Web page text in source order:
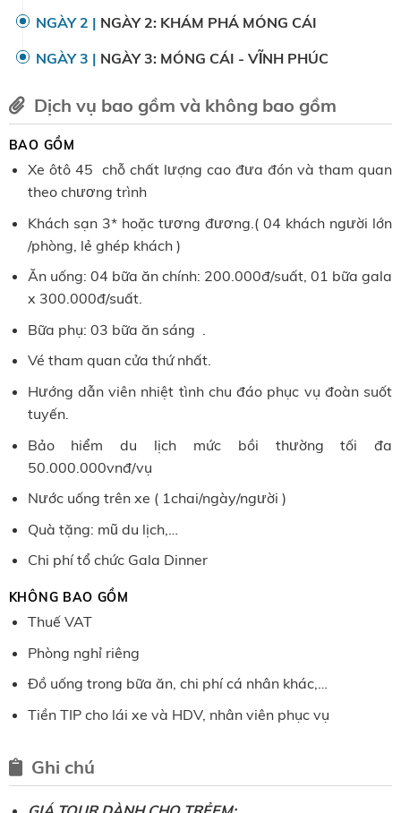
NGÀY 2 | NGÀY 2: KHÁM PHÁ MÓNG CÁI
NGÀY 3 | NGÀY 3: MÓNG CÁI - VĨNH PHÚC
Dịch vụ bao gồm và không bao gồm
BAO GỒM
Xe ôtô 45 chỗ chất lượng cao đưa đón và tham quan
theo chương trình
Khách sạn 3* hoặc tương đương.( 04 khách người lớn
/phòng, lẻ ghép khách )
Ăn uống: 04 bữa ăn chính: 200.000đ/suất, 01 bữa gala
x 300.000đ/suất.
Bữa phụ: 03 bữa ăn sáng .
Vé tham quan cửa thứ nhất.
Hướng dẫn viên nhiệt tình chu đáo phục vụ đoàn suốt
tuyến.
Bảo hiểm du lịch mức bồi thường tối đa
50.000.000vnđ/vụ
Nước uống trên xe ( 1chai/ngày/người )
Quà tặng: mũ du lịch,…
Chi phí tổ chức Gala Dinner
KHÔNG BAO GỒM
Thuế VAT
Phòng nghỉ riêng
Đồ uống trong bữa ăn, chi phí cá nhân khác,…
Tiền TIP cho lái xe và HDV, nhân viên phục vụ
Ghi chú